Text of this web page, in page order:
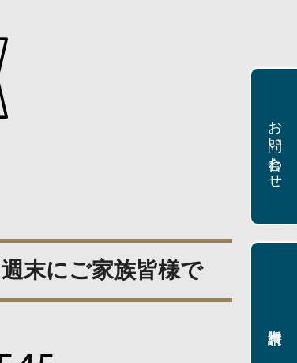
週末にご家族皆様で
お問い合わせ